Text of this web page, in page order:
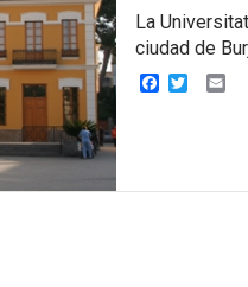
La
ciudad de
Facebook
Twitter